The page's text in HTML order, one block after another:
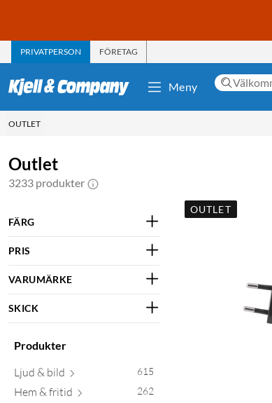
PRIVATPERSON FÖRETAG
Meny
OUTLET
Outlet
3233 produkter
FÄRG
PRIS
VARUMÄRKE
SKICK
Produkter
Ljud & bild 615
Hem & fritid 262
OUTLET